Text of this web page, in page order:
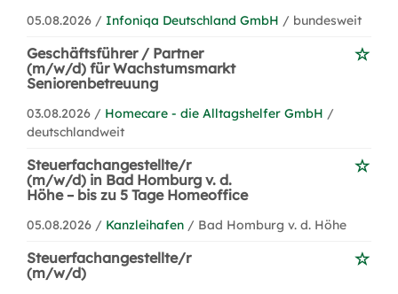
05.08.2026 / Infoniqa Deutschland GmbH / bundesweit
Geschäftsführer / Partner
(m/w/d) für Wachstumsmarkt
Seniorenbetreuung
03.08.2026 / Homecare - die Alltagshelfer GmbH /
deutschlandweit
Steuerfachangestellte/r
(m/w/d) in Bad Homburg v. d.
Höhe – bis zu 5 Tage Homeoffice
05.08.2026 / Kanzleihafen / Bad Homburg v. d. Höhe
Steuerfachangestellte/r
(m/w/d)